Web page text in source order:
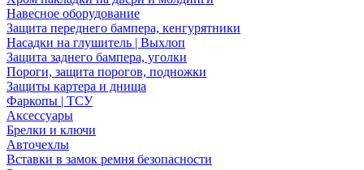
Навесное оборудование
Защита переднего бампера, кенгурятники
Насадки на глушитель | Выхлоп
Защита заднего бампера, уголки
Пороги, защита порогов, подножки
Защиты картера и днища
Фаркопы | ТСУ
Аксессуары
Брелки и ключи
Авточехлы
Вставки в замок ремня безопасности